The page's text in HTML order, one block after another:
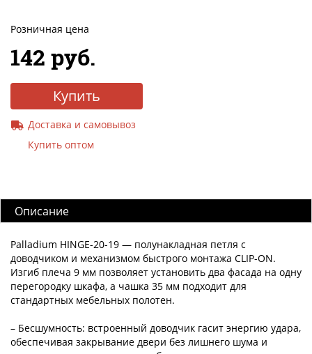
Розничная цена
142 руб.
Купить
Доставка и самовывоз
Купить оптом
Описание
Palladium HINGE-20-19 — полунакладная петля с
доводчиком и механизмом быстрого монтажа CLIP-ON.
Изгиб плеча 9 мм позволяет установить два фасада на одну
перегородку шкафа, а чашка 35 мм подходит для
стандартных мебельных полотен.
– Бесшумность: встроенный доводчик гасит энергию удара,
обеспечивая закрывание двери без лишнего шума и